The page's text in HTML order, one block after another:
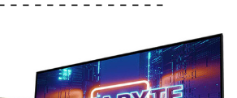
－－－－－－－－－－－－－